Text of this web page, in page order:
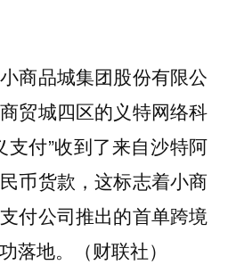
商品城集团股份有限公
贸城四区的义特网络科
支付”收到了来自沙特阿
币货款，这标志着小商
付公司推出的首单跨境
落地。（财联社）